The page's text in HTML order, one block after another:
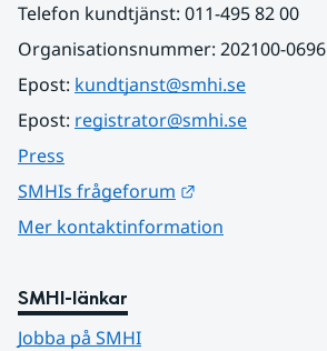
Telefon kundtjänst: 011-495 82 00
Organisationsnummer: 202100-0696
Epost: kundtjanst@smhi.se
Epost: registrator@smhi.se
Press
SMHIs frågeforum
Mer kontaktinformation
SMHI-länkar
Jobba på SMHI